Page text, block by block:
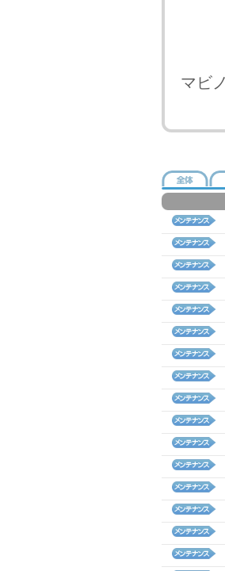
マビ